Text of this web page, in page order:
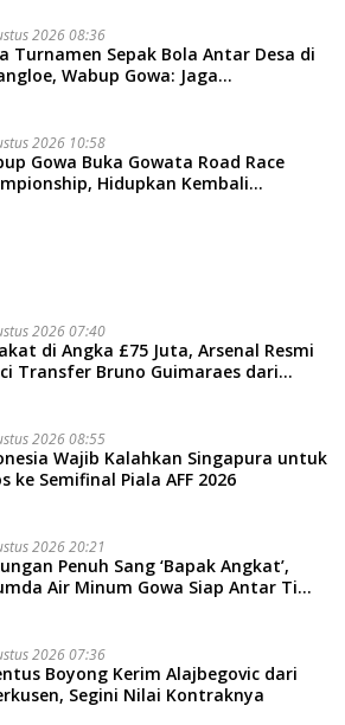
2026 08:36
Turnamen Sepak Bola Antar Desa di
Wabup Gowa: Jaga
2026 10:58
Gowa Buka Gowata Road Race
Hidupkan Kembali
2026 07:40
di Angka £75 Juta, Arsenal Resmi
Transfer Bruno Guimaraes dari
2026 08:55
Wajib Kalahkan Singapura untuk
ke Semifinal Piala AFF 2026
2026 20:21
Penuh Sang ‘Bapak Angkat’,
Air Minum Gowa Siap Antar Tim
2026 07:36
Boyong Kerim Alajbegovic dari
Segini Nilai Kontraknya